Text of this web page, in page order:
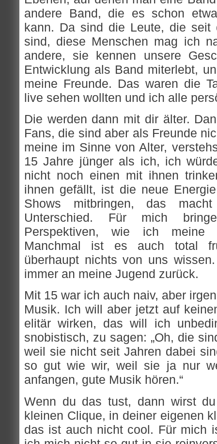
andere Band, die es schon
kann. Da sind die Leute, die seit
sind, diese Menschen mag ich
andere, sie kennen unsere
Entwicklung als Band miterlebt,
meine Freunde. Das waren die
live sehen wollten und ich alle
Die werden dann mit dir älter.
Fans, die sind aber als Freunde
meine im Sinne von Alter,
15 Jahre jünger als ich, ich
nicht noch einen mit ihnen
ihnen gefällt, ist die neue
Shows mitbringen, das
Unterschied. Für mich
Perspektiven, wie ich meine
Manchmal ist es auch total
überhaupt nichts von uns
immer an meine Jugend zurück.
Mit 15 war ich auch naiv, aber
Musik. Ich will aber jetzt auf
elitär wirken, das will ich
snobistisch, zu sagen: „Oh, die
weil sie nicht seit Jahren dabei
so gut wie wir, weil sie ja nur
anfangen, gute Musik hören.“
Wenn du das tust, dann wirst
kleinen Clique, in deiner eigenen
das ist auch nicht cool. Für mich